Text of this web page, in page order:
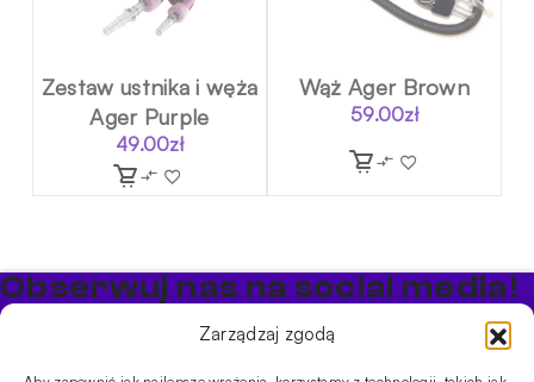
Zarządzaj zgodą
Zestaw ustnika i węża
Ager Purple
49.00zł
Wąż Ager Brown
59.00zł
Obserwuj nas na social media!
Bądź na bieżąco z promocjami i nowościami w sklepie